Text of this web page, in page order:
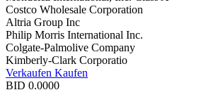
Costco Wholesale Corporation
Altria Group Inc
Philip Morris International Inc.
Colgate-Palmolive Company
Kimberly-Clark Corporatio
Verkaufen Kaufen
BID 0.0000